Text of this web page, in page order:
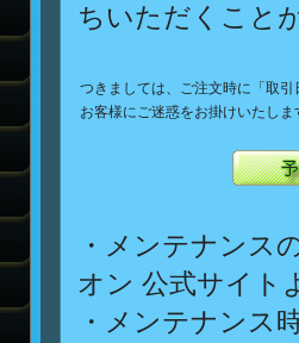
ちいただくこと
つきましては、ご注文時に「取
お客様にご迷惑をお掛けいたし
・メンテナンス
オン 公式サイト
・メンテナンス